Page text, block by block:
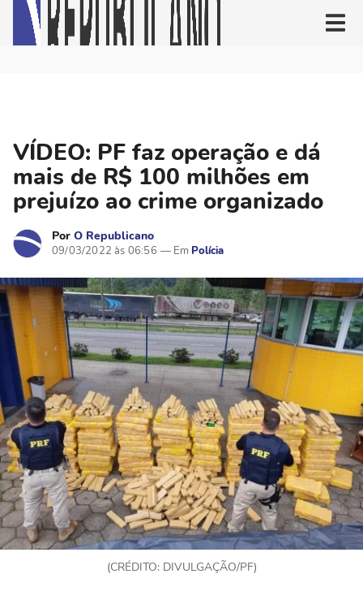
VÍDEO: PF faz operação e dá
mais de R$ 100 milhões em
prejuízo ao crime organizado
Por O Republicano
09/03/2022 às 06:56 Polícia
(CRÉDITO: DIVULGAÇÃO/PF)